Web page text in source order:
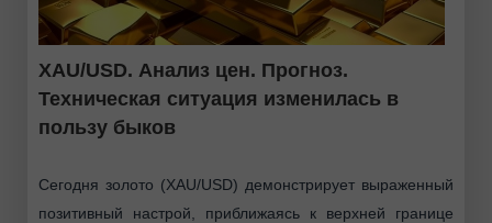
XAU/USD. Анализ цен. Прогноз.
Техническая ситуация изменилась в
пользу быков
Сегодня золото (XAU/USD) демонстрирует выраженный
позитивный настрой, приближаясь к верхней границе